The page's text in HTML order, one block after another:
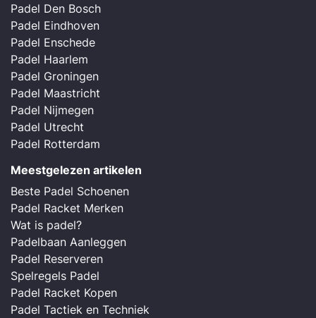
Padel Den Bosch
Padel Eindhoven
Padel Enschede
Padel Haarlem
Padel Groningen
Padel Maastricht
Padel Nijmegen
Padel Utrecht
Padel Rotterdam
Meestgelezen artikelen
Beste Padel Schoenen
Padel Racket Merken
Wat is padel?
Padelbaan Aanleggen
Padel Reserveren
Spelregels Padel
Padel Racket Kopen
Padel Tactiek en Techniek